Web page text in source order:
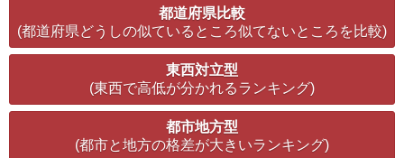
都道府県比較
(都道府県どうしの似ているところ似てないところを比較)
東西対立型
(東西で高低が分かれるランキング)
都市地方型
(都市と地方の格差が大きいランキング)